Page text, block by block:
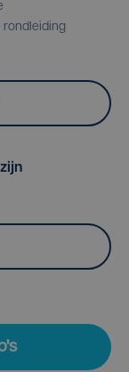
rondleiding